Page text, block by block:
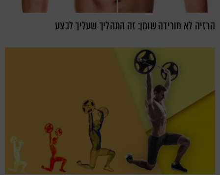
הרזיה לא מורידה שומן: זה התהליך שעליך לבצע